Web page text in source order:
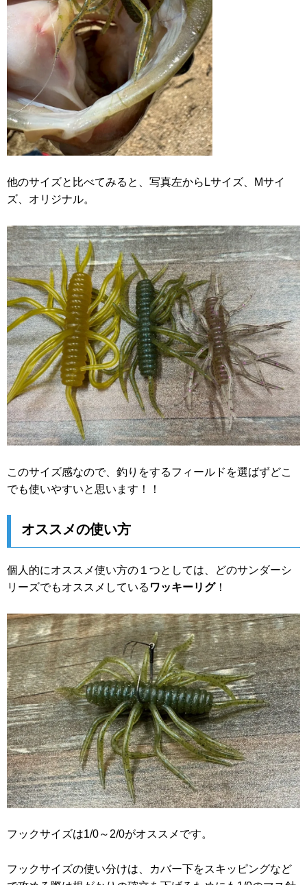
他のサイズと比べてみると、写真左からLサイズ、Mサイ
ズ、オリジナル。
このサイズ感なので、釣りをするフィールドを選ばずどこ
でも使いやすいと思います！！
オススメの使い方
個人的にオススメ使い方の１つとしては、どのサンダーシ
リーズでもオススメしている ワッキーリグ！
フックサイズは1/0～2/0がオススメです。
フックサイズの使い分けは、カバー下をスキッピングなど